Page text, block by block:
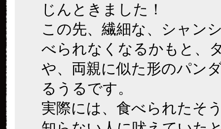
じんときました！
この先、繊細な、シャン
べられなくなるかもと、
や、両親に似た形のパン
るうるです。
実際には、食べられたそ